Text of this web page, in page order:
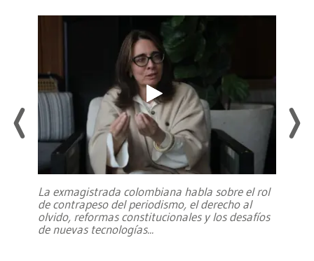
La exmagistrada colombiana habla sobre el rol
de contrapeso del periodismo, el derecho al
olvido, reformas constitucionales y los desafíos
de nuevas tecnologías...